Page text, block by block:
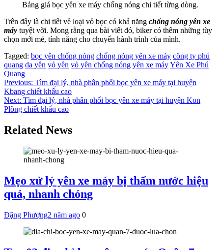
Bảng giá bọc yên xe máy chống nóng chi tiết từng dòng.
Trên đây là chi tiết về loại vỏ bọc có khả năng chống nóng yên xe
máy tuyệt vời. Mong rằng qua bài viết đó, biker có thêm những tùy
chọn mới mẻ, tính năng cho chuyến hành trình của mình.
Tagged: bọc yên chống nóng chống nóng yên xe máy công ty phú
quang da yên vỏ yên vỏ yên chống nóng yên xe máyYên Xe Phú
Quang
Điều
hướng
bài
viết
Previous: Tìm đại lý, nhà phân phối bọc yên xe máy tại huyện
Kbang chiết khấu cao
Next: Tìm đại lý, nhà phân phối bọc yên xe máy tại huyện Kon
Plông chiết khấu cao
Related News
Mẹo xử lý yên xe máy bị thấm nước hiệu
quả, nhanh chóng
Đặng Phượng2 năm ago 0